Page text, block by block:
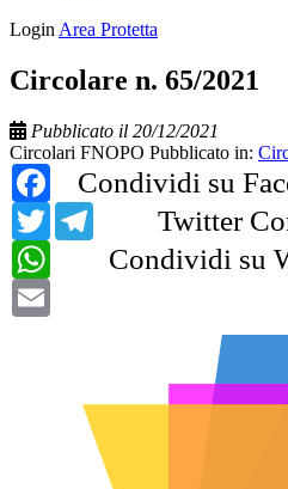
Login Area Protetta
Circolare n. 65/2021
Pubblicato il 20/12/2021
Circolari FNOPO Pubblicato in:
Condividi su
Facebook
Twitter
TwitterTelegram
Condividi su
WhatsApp